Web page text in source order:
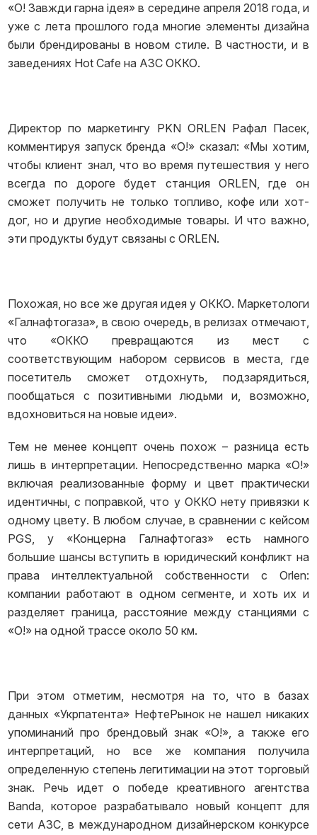
«О! Завжди гарна ідея» в середине апреля 2018 года, и
уже с лета прошлого года многие элементы дизайна
были брендированы в новом стиле. В частности, и в
заведениях Hot Cafe на АЗС ОККО.
Директор по маркетингу PKN ORLEN Рафал Пасек,
комментируя запуск бренда «О!» сказал: «Мы хотим,
чтобы клиент знал, что во время путешествия у него
всегда по дороге будет станция ORLEN, где он
сможет получить не только топливо, кофе или хот-
дог, но и другие необходимые товары. И что важно,
эти продукты будут связаны с ORLEN.
Похожая, но все же другая идея у ОККО. Маркетологи
«Галнафтогаза», в свою очередь, в релизах отмечают,
что «ОККО превращаются из мест с
соответствующим набором сервисов в места, где
посетитель сможет отдохнуть, подзарядиться,
пообщаться с позитивными людьми и, возможно,
вдохновиться на новые идеи».
Тем не менее концепт очень похож – разница есть
лишь в интерпретации. Непосредственно марка «О!»
включая реализованные форму и цвет практически
идентичны, с поправкой, что у ОККО нету привязки к
одному цвету. В любом случае, в сравнении с кейсом
PGS, у «Концерна Галнафтогаз» есть намного
большие шансы вступить в юридический конфликт на
права интеллектуальной собственности с Orlen:
компании работают в одном сегменте, и хоть их и
разделяет граница, расстояние между станциями с
«О!» на одной трассе около 50 км.
При этом отметим, несмотря на то, что в базах
данных «Укрпатента» НефтеРынок не нашел никаких
упоминаний про брендовый знак «О!», а также его
интерпретаций, но все же компания получила
определенную степень легитимации на этот торговый
знак. Речь идет о победе креативного агентства
Banda, которое разрабатывало новый концепт для
сети АЗС, в международном дизайнерском конкурсе